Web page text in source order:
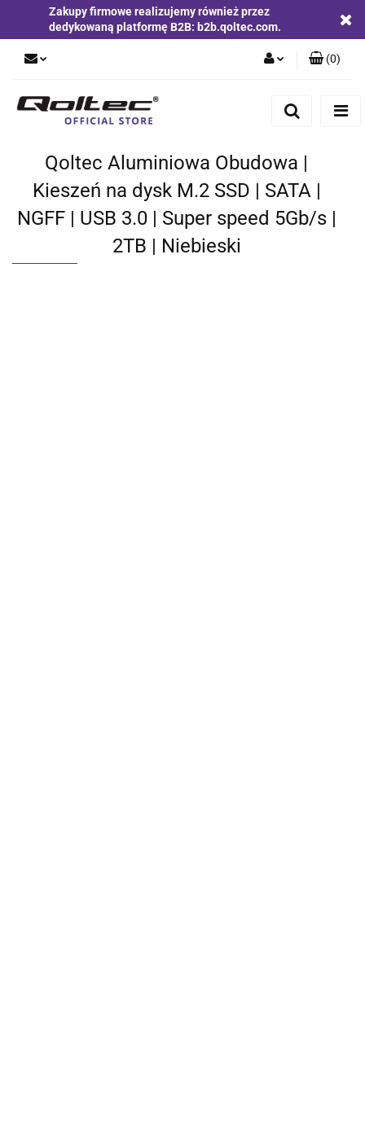
Zakupy firmowe realizujemy również przez
dedykowaną platformę B2B: b2b.qoltec.com.
Zgody cookies
(0)
Qoltec Aluminiowa Obudowa |
Kieszeń na dysk M.2 SSD | SATA |
NGFF | USB 3.0 | Super speed 5Gb/s |
2TB | Niebieski